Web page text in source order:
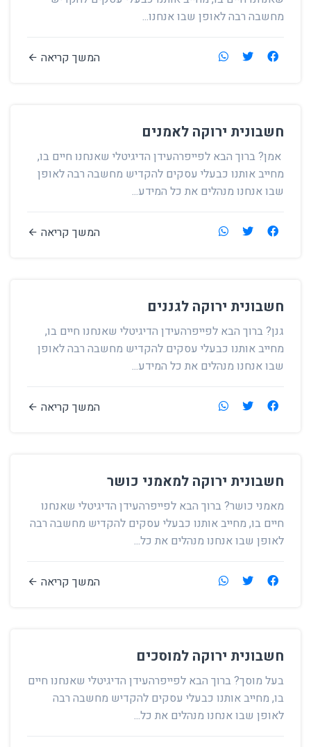
מחשבה רבה לאופן שבו אנחנו...
המשך קריאה
חשבונית ירוקה לאמנים
אמן? ברוך הבא לפייפרהעידן הדיגיטלי שאנחנו חיים בו,
מחייב אותנו כבעלי עסקים להקדיש מחשבה רבה לאופן
שבו אנחנו מנהלים את כל המידע...
המשך קריאה
חשבונית ירוקה לגננים
גנן? ברוך הבא לפייפרהעידן הדיגיטלי שאנחנו חיים בו,
מחייב אותנו כבעלי עסקים להקדיש מחשבה רבה לאופן
שבו אנחנו מנהלים את כל המידע...
המשך קריאה
חשבונית ירוקה למאמני כושר
מאמני כושר? ברוך הבא לפייפרהעידן הדיגיטלי שאנחנו
חיים בו, מחייב אותנו כבעלי עסקים להקדיש מחשבה רבה
לאופן שבו אנחנו מנהלים את כל...
המשך קריאה
חשבונית ירוקה למוסכים
בעל מוסך? ברוך הבא לפייפרהעידן הדיגיטלי שאנחנו חיים
בו, מחייב אותנו כבעלי עסקים להקדיש מחשבה רבה
לאופן שבו אנחנו מנהלים את כל...